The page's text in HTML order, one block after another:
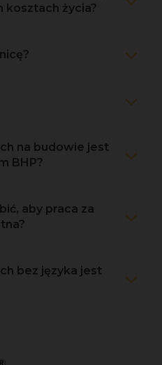
kosztach życia?
na budowie jest
BHP?
aby praca za
bez języka jest